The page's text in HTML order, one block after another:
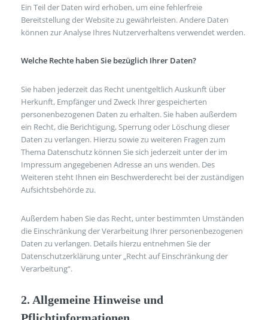
Ein Teil der Daten wird erhoben, um eine fehlerfreie
Bereitstellung der Website zu gewährleisten. Andere Daten
können zur Analyse Ihres Nutzerverhaltens verwendet werden.
Welche Rechte haben Sie bezüglich Ihrer Daten?
Sie haben jederzeit das Recht unentgeltlich Auskunft über
Herkunft, Empfänger und Zweck Ihrer gespeicherten
personenbezogenen Daten zu erhalten. Sie haben außerdem
ein Recht, die Berichtigung, Sperrung oder Löschung dieser
Daten zu verlangen. Hierzu sowie zu weiteren Fragen zum
Thema Datenschutz können Sie sich jederzeit unter der im
Impressum angegebenen Adresse an uns wenden. Des
Weiteren steht Ihnen ein Beschwerderecht bei der zuständigen
Aufsichtsbehörde zu.
Außerdem haben Sie das Recht, unter bestimmten Umständen
die Einschränkung der Verarbeitung Ihrer personenbezogenen
Daten zu verlangen. Details hierzu entnehmen Sie der
Datenschutzerklärung unter „Recht auf Einschränkung der
Verarbeitung“.
2. Allgemeine Hinweise und